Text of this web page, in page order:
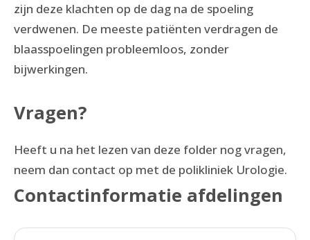
zijn deze klachten op de dag na de spoeling
verdwenen. De meeste patiënten verdragen de
blaasspoelingen probleemloos, zonder
bijwerkingen.
Vragen?
Heeft u na het lezen van deze folder nog vragen,
neem dan contact op met de polikliniek Urologie.
Contactinformatie afdelingen